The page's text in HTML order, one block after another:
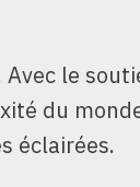
le
du
éclairées.